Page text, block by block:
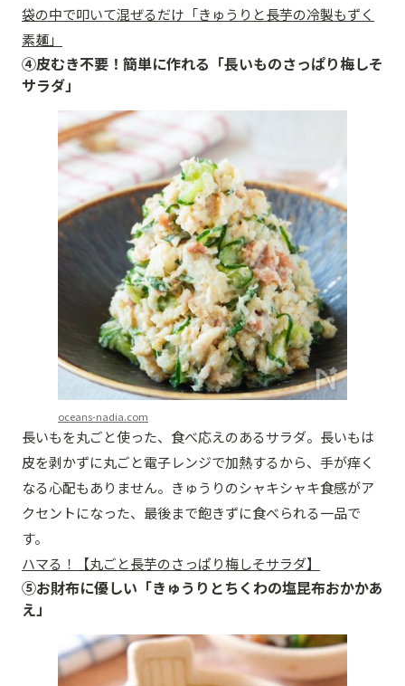
袋の中で叩いて混ぜるだけ「きゅうりと長芋の冷製もずく
素麺」
④皮むき不要！簡単に作れる「長いものさっぱり梅しそ
サラダ」
oceans-nadia.com
長いもを丸ごと使った、食べ応えのあるサラダ。長いもは
皮を剥かずに丸ごと電子レンジで加熱するから、手が痒く
なる心配もありません。きゅうりのシャキシャキ食感がア
クセントになった、最後まで飽きずに食べられる一品で
す。
ハマる！【丸ごと長芋のさっぱり梅しそサラダ】
⑤お財布に優しい「きゅうりとちくわの塩昆布おかかあ
え」